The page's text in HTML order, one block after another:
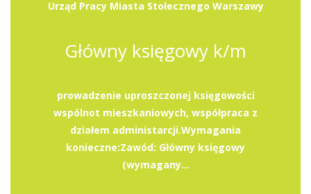
Urząd Pracy Miasta Stołecznego Warszawy
Główny księgowy k/m
prowadzenie uproszczonej księgowości
wspólnot mieszkaniowych, współpraca z
działem administarcji.Wymagania
konieczne:Zawód: Główny księgowy
(wymagany...